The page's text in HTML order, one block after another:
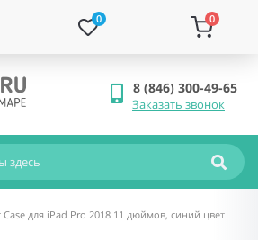
0 0
8 (846) 300-49-65
Заказать звонок
для iPad Pro 2018 11 дюймов, синий цвет